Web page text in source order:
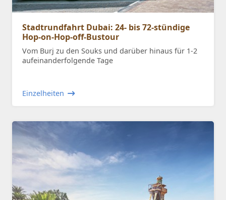
Stadtrundfahrt Dubai: 24- bis 72-stündige
Hop-on-Hop-off-Bustour
Vom Burj zu den Souks und darüber hinaus für 1-2
aufeinanderfolgende Tage
Einzelheiten